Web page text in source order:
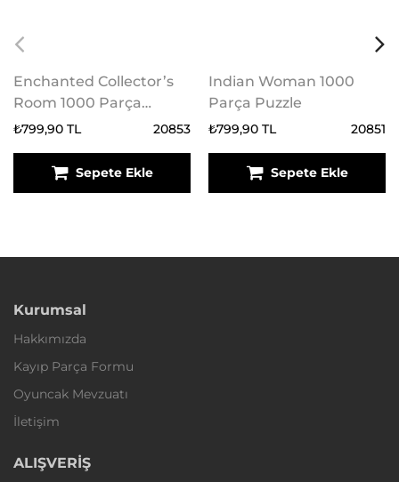
Enchanted Collector’s
Room 1000 Parça
Puzzle
₺799,90 TL 20853
Sepete Ekle
Indian Woman 1000
Parça Puzzle
₺799,90 TL 20851
Sepete Ekle
Kurumsal
Hakkımızda
Kayıp Parça Formu
Oyuncak Mevzuatı
İletişim
ALIŞVERİŞ